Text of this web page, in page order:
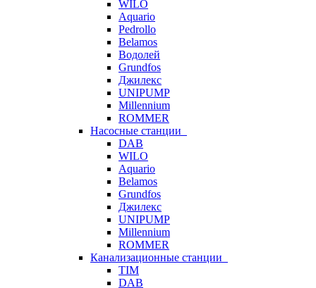
WILO
Aquario
Pedrollo
Belamos
Водолей
Grundfos
Джилекс
UNIPUMP
Millennium
ROMMER
Насосные станции
DAB
WILO
Aquario
Belamos
Grundfos
Джилекс
UNIPUMP
Millennium
ROMMER
Канализационные станции
TIM
DAB